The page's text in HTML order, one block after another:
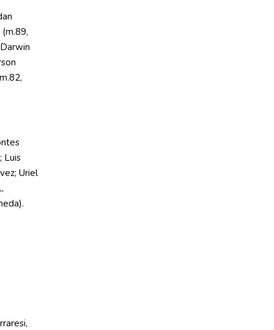
Luis
Uriel